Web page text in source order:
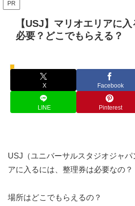
PR
【USJ】マリオエリアに
必要？どこでもらえる？
マリオワールド
X Facebook
LINE Pinterest
USJ（ユニバーサルスタジオジャパ
アに入るには、整理券は必要なの？
場所はどこでもらえるの？